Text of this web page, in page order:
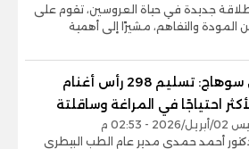
جديدة في حياة العروسين، تقوم على
والتفاهم، مشيرًا إلى أهمية
بيطري سوهاج: تسليم 298 رأس أغنام
احتياجًا في المراغة وساقلتة
- 02:53 م
أحمد حمدي مدير عام الطب البيطري